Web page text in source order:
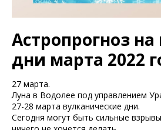
Астропрогноз
дни марта 2022
27 марта.
Луна в Водолее под управлением
27-28 марта вулканические дни.
Сегодня могут быть сильные